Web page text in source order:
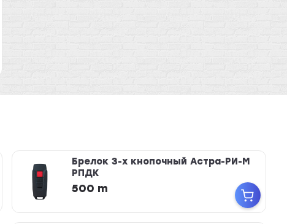
Брелок 3-х кнопочный Астра-РИ-М
РПДК
500 m